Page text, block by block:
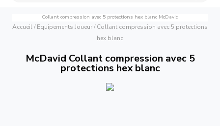
Collant compression avec 5 protections hex blanc McDavid
Accueil/ Equipements Joueur/ Collant compression avec 5 protections
hex blanc
McDavid Collant compression avec 5
protections hex blanc